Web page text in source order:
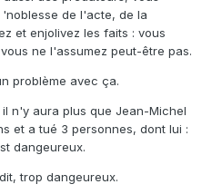
de l'acte, de la
et enjolivez les faits : vous
ne l'assumez peut-être pas.
problème avec ça.
n'y aura plus que Jean-Michel
et a tué 3 personnes, dont lui :
dangeureux.
trop dangeureux.